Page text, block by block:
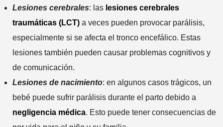
Lesiones cerebrales: las lesiones cerebrales
traumáticas (LCT)a veces pueden provocar parálisis,
especialmente si se afecta el tronco encefálico. Estas
lesiones también pueden causar problemas cognitivos y
de comunicación.
Lesiones de nacimiento: en algunos casos trágicos, un
bebé puede sufrir parálisis durante el parto debido a
negligencia médica. Esto puede tener consecuencias de